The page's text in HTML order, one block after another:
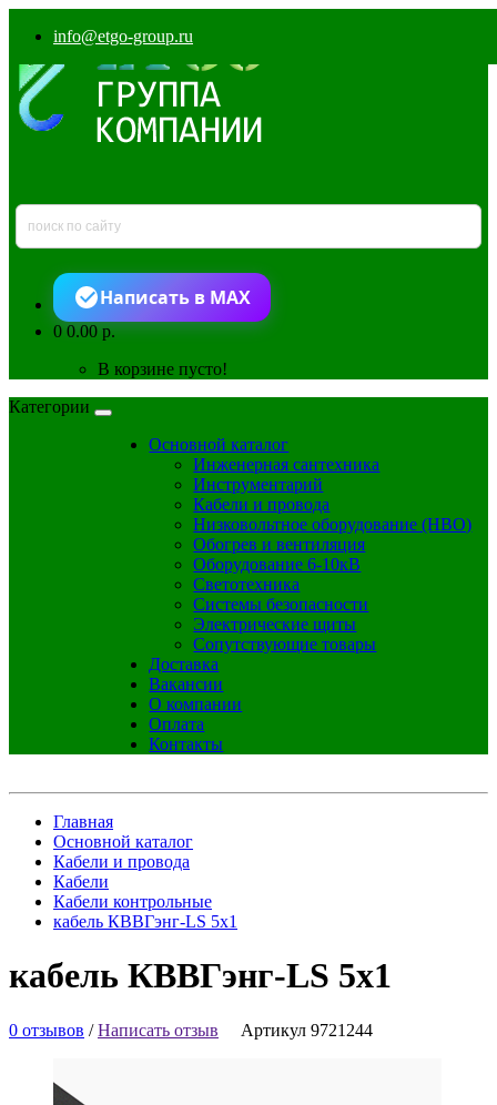
info@etgo-group.ru
Написать в MAX
00.00 р.
В корзине пусто!
Категории
Основной каталог
Инженерная сантехника
Инструментарий
Кабели и провода
Низковольтное оборудование (НВО)
Обогрев и вентиляция
Оборудование 6-10кВ
Светотехника
Системы безопасности
Электрические щиты
Сопутствующие товары
Доставка
Вакансии
О компании
Оплата
Контакты
Главная
Основной каталог
Кабели и провода
Кабели
Кабели контрольные
кабель КВВГэнг-LS 5х1
кабель КВВГэнг-LS 5х1
0 отзывов /Написать отзыв Артикул 9721244